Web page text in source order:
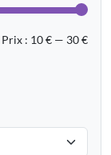
Prix
Prix
Prix : 10 € — 30 €